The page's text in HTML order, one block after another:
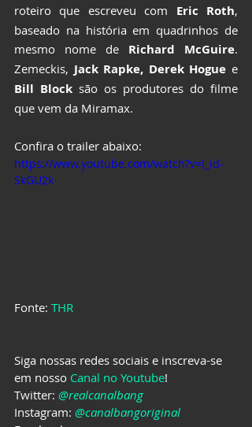
roteiro que escreveu com Eric Roth,
baseado na história em quadrinhos de
mesmo nome de Richard McGuire.
Zemeckis, Jack Rapke, Derek Hogue
Bill Block são os produtores do filme
que vem da Miramax.
Confira o trailer abaixo:
https://www.youtube.com/watch?v=I_id-
SkGU2k
Fonte: THR
Siga nossas redes sociais e inscreva-se
em nosso Canal no Youtube!
Twitter: @realcanalbang
Instagram: @canalbangoriginal